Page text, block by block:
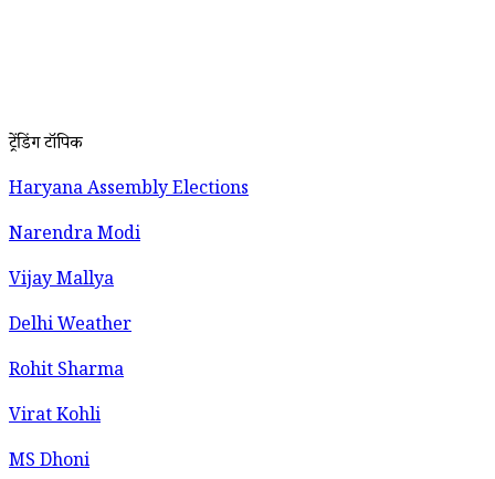
ट्रेंडिंग टॉपिक
Haryana Assembly Elections
Narendra Modi
Vijay Mallya
Delhi Weather
Rohit Sharma
Virat Kohli
MS Dhoni